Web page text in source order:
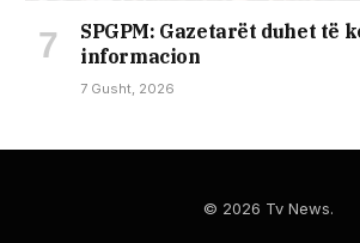
SPGPM: Gazetarët duhet të
informacion
7 Gusht, 2026
© 2026 Tv News.